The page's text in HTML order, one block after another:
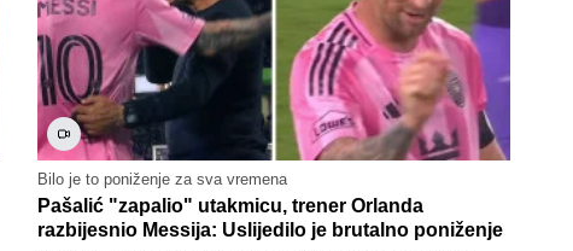
Bilo je to poniženje za sva vremena
Pašalić "zapalio" utakmicu, trener Orlanda
razbijesnio Messija: Uslijedilo je brutalno poniženje